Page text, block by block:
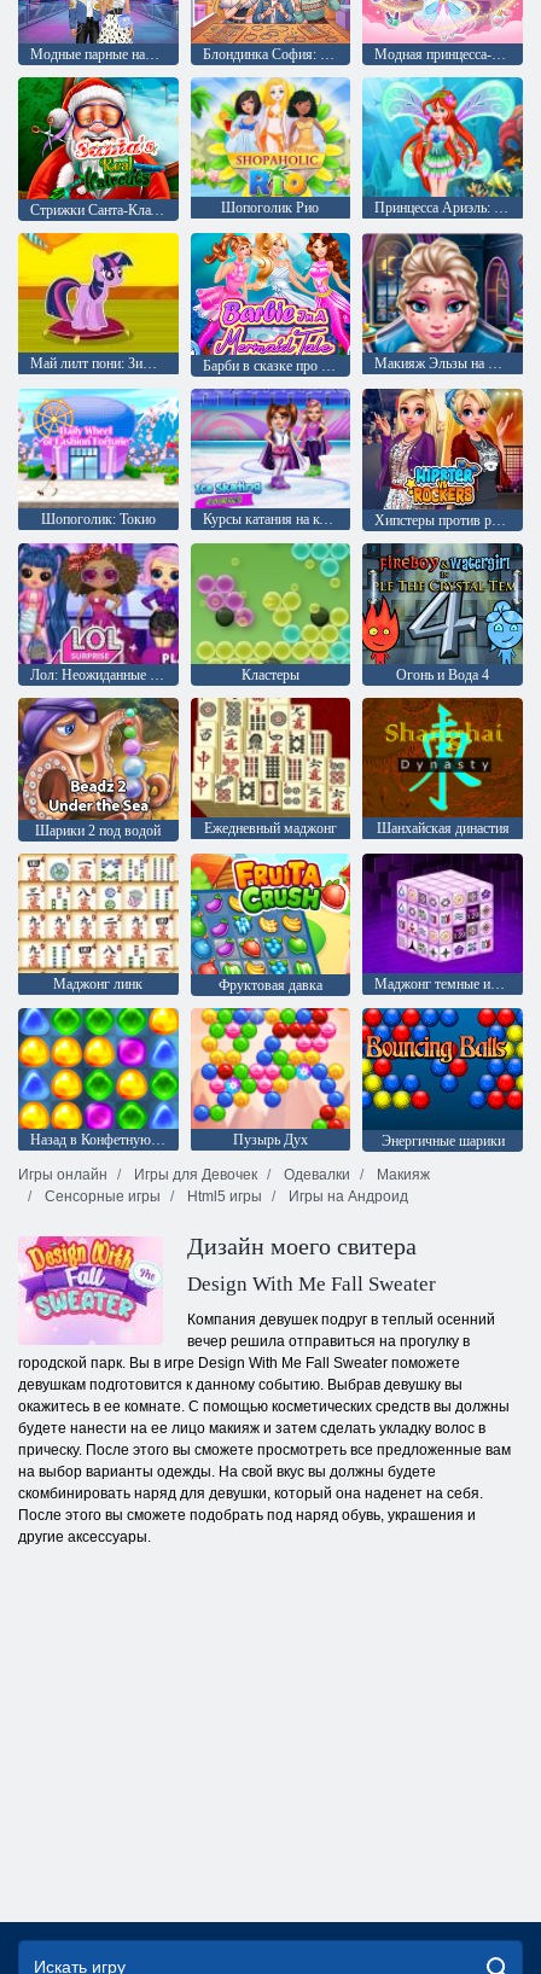
Модные парные наряды Блондинка София: Браслет дружбы Модная принцесса-стилист
Стрижки Санта-Клаусов Шопоголик Рио Принцесса Ариэль: Винкс Стиль
Май лилт пони: Зимняя мода 3 Макияж Эльзы на Новый год
Шопоголик: Токио Курсы катания на коньках Хипстеры против рокеров
Лол: Неожиданные миллениалы Кластеры Огонь и Вода 4
Шарики 2 под водой Ежедневный маджонг Шанхайская династия
Маджонг линк Фруктовая давка Маджонг темные измерения
Назад в Конфетную страну: Эпизод 1 Пузырь Дух
Энергичные шарики
Игры онлайн
Игры для Девочек Одевалки
Макияж
Сенсорные игры
Html5 игры Игры на Андроид
Дизайн моего свитера
Design With Me Fall Sweater
Компания девушек подруг в теплый осенний
вечер решила отправиться на прогулку в
городской парк. Вы в игре Design With Me Fall Sweater поможете
девушкам подготовится к данному событию. Выбрав девушку вы
окажитесь в ее комнате. С помощью косметических средств вы должны
будете нанести на ее лицо макияж и затем сделать укладку волос в
прическу. После этого вы сможете просмотреть все предложенные вам
на выбор варианты одежды. На свой вкус вы должны будете
скомбинировать наряд для девушки, который она наденет на себя.
После этого вы сможете подобрать под наряд обувь, украшения и
другие аксессуары.